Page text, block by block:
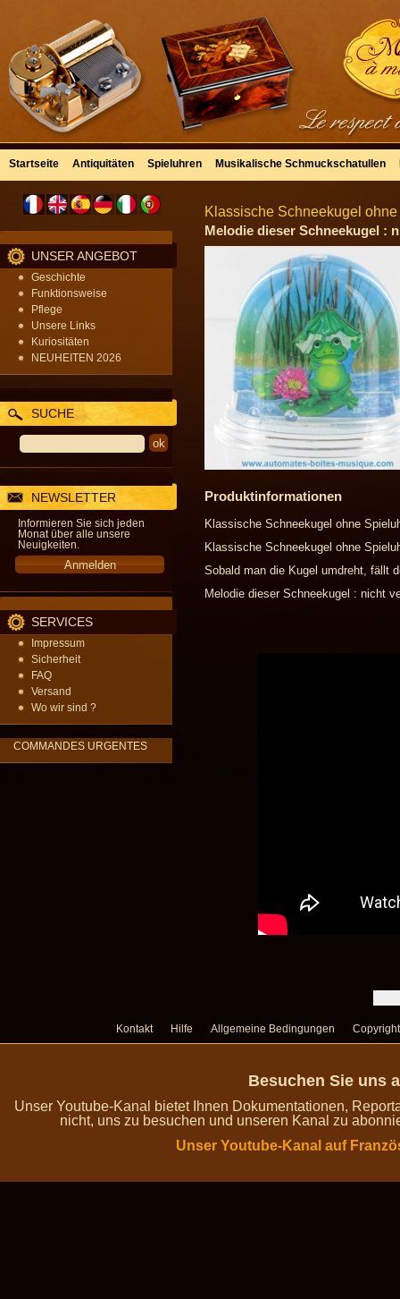
Startseite Antiquitäten Spieluhren Musikalische Schmuckschatullen
UNSER ANGEBOT
Geschichte
Funktionsweise
Pflege
Unsere Links
Kuriositäten
NEUHEITEN 2026
SUCHE
NEWSLETTER
Informieren Sie sich jeden
Monat über alle unsere
Neuigkeiten.
SERVICES
Impressum
Sicherheit
FAQ
Versand
Wo wir sind ?
COMMANDES URGENTES
Klassische Schneekugel
Melodie dieser Schneekugel :
Produktinformationen
Klassische Schneekugel ohne
Klassische Schneekugel ohne
Sobald man die Kugel umdreht, fällt
Melodie dieser Schneekugel : nicht
Kontakt Hilfe Allgemeine Bedingungen Copyright
Besuchen Sie uns
Unser Youtube-Kanal bietet Ihnen Dokumentationen,
nicht, uns zu besuchen und unseren Kanal zu
Unser Youtube-Kanal auf